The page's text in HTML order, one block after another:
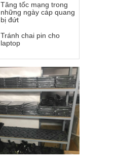
Tăng tốc mạng trong
những ngày cáp quang
bị đứt
Tránh chai pin cho
laptop